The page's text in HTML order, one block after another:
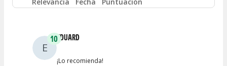
Entre 0 y 2
E
10EDUARD
¡Lo recomienda!